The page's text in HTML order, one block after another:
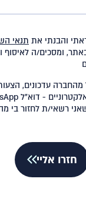
והבנתי את תנאי
ומסכים/ה לאיסוף
עדכונים,
רשאי/ת לחזור בי